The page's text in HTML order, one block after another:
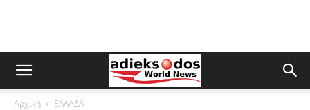
Αρχική ΕΛΛΑΔΑ